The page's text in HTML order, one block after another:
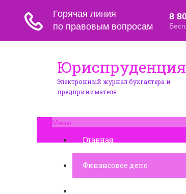
Юриспруденция
Электронный журнал бухгалтера и
предпринимателя
Меню
Главная
Финансовое дело